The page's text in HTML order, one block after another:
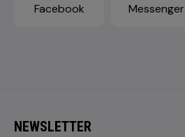
Facebook Messenger
NEWSLETTER